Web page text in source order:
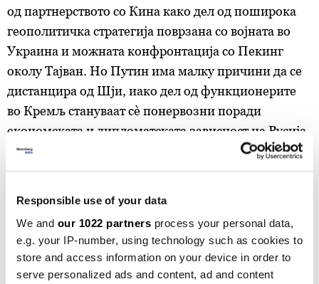
Responsible use of your data
We and our 1022 partners process your personal data,
e.g. your IP-number, using technology such as cookies to
store and access information on your device in order to
serve personalized ads and content, ad and content
од партнерството со Кина како дел од поширока
геополитичка стратегија поврзана со војната во
Украина и можната конфронтација со Пекинг
околу Тајван. Но Путин има малку причини да се
дистанцира од Шји, иако дел од функционерите
во Кремљ стануваат сè понервозни поради
економската и дипломатската зависност на Русија
од Кина.
Билтен
Вистинските одлуки започнуваат со
вистински информации